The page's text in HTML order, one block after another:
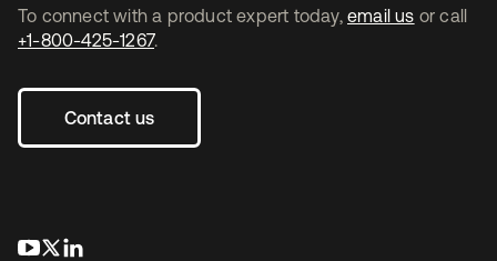
To connect with a product expert today, email us or call
+1-800-425-1267.
Contact us
s’ouvre dans un nouvel onglet
s’ouvre dans un nouvel onglet